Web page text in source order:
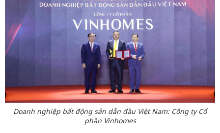
Doanh nghiệp bất động sản dẫn đầu Việt Nam: Công ty Cổ
phần Vinhomes